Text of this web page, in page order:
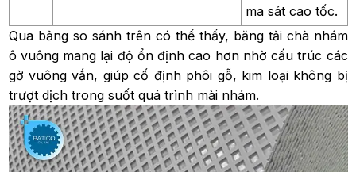
ma sát cao tốc.
Qua bảng so sánh trên có thể thấy, băng tải chà nhám
ô vuông mang lại độ ổn định cao hơn nhờ cấu trúc các
gờ vuông vắn, giúp cố định phôi gỗ, kim loại không bị
trượt dịch trong suốt quá trình mài nhám.